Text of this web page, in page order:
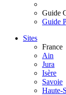
Guide
Guide
Sites
France
Ain
Jura
Isère
Savoie
Haute-